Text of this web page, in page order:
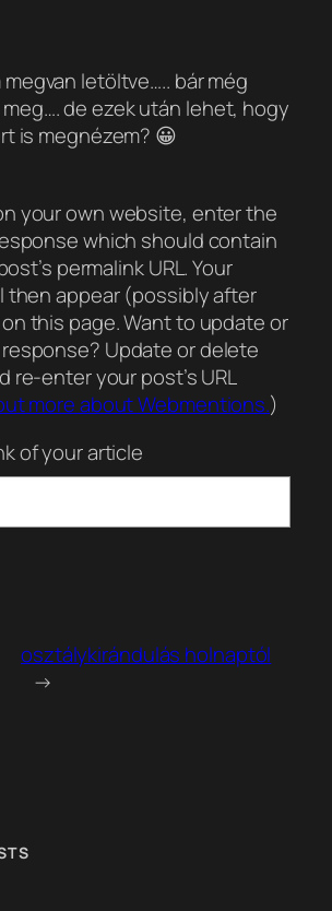
letöltve….. bár még
de ezek után lehet, hogy
is megnézem? 😀
your own website, enter the
which should contain
permalink URL. Your
then appear (possibly after
this page. Want to update or
Update or delete
re-enter your post’s URL
more about Webmentions.)
of your article
osztálykirándulás holnaptól
→